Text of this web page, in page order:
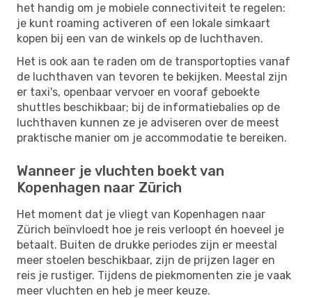
het handig om je mobiele connectiviteit te regelen:
je kunt roaming activeren of een lokale simkaart
kopen bij een van de winkels op de luchthaven.
Het is ook aan te raden om de transportopties vanaf
de luchthaven van tevoren te bekijken. Meestal zijn
er taxi's, openbaar vervoer en vooraf geboekte
shuttles beschikbaar; bij de informatiebalies op de
luchthaven kunnen ze je adviseren over de meest
praktische manier om je accommodatie te bereiken.
Wanneer je vluchten boekt van
Kopenhagen naar Zürich
Het moment dat je vliegt van Kopenhagen naar
Zürich beïnvloedt hoe je reis verloopt én hoeveel je
betaalt. Buiten de drukke periodes zijn er meestal
meer stoelen beschikbaar, zijn de prijzen lager en
reis je rustiger. Tijdens de piekmomenten zie je vaak
meer vluchten en heb je meer keuze.